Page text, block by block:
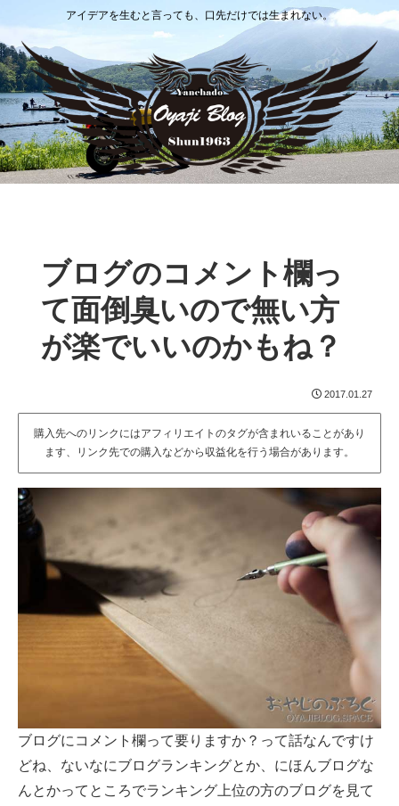
アイデアを生むと言っても、口先だけでは生まれない。
ブログのコメント欄っ
て面倒臭いので無い方
が楽でいいのかもね？
2017.01.27
購入先へのリンクにはアフィリエイトのタグが含まれいることがあり
ます、リンク先での購入などから収益化を行う場合があります。
ブログにコメント欄って要りますか？って話なんですけ
どね、ないなにブログランキングとか、にほんブログな
んとかってところでランキング上位の方のブログを見て